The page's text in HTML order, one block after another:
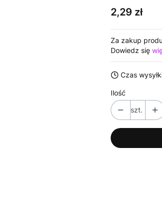
Cena
2,29 zł
Za zakup
Dowiedz się
Czas
Ilość
szt.